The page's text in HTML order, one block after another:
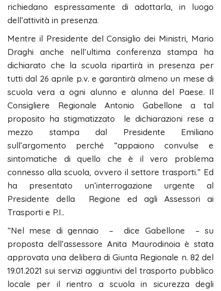
richiedano espressamente di adottarla, in luogo
dell’attività in presenza.
Mentre il Presidente del Consiglio dei Ministri, Mario
Draghi anche nell’ultima conferenza stampa ha
dichiarato che la scuola ripartirà in presenza per
tutti dal 26 aprile p.v. e garantirà almeno un mese di
scuola vera a ogni alunno e alunna del Paese. Il
Consigliere Regionale Antonio Gabellone a tal
proposito ha stigmatizzato le dichiarazioni rese a
mezzo stampa dal Presidente Emiliano
sull’argomento perché “appaiono convulse e
sintomatiche di quello che è il vero problema
connesso alla scuola, ovvero il settore trasporti.” Ed
ha presentato un’interrogazione urgente al
Presidente della Regione ed agli Assessori ai
Trasporti e P.I..
“Nel mese di gennaio – dice Gabellone – su
proposta dell’assessore Anita Maurodinoia è stata
approvata una delibera di Giunta Regionale n. 82 del
19.01.2021 sui servizi aggiuntivi del trasporto pubblico
locale per il rientro a scuola in sicurezza degli